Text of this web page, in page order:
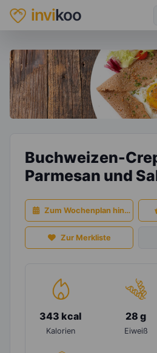
invikoo
Buchweizen-
Parmesan und
Zum Wochenplan hinzufügen
Zur Merkliste
343 kcal
Kalorien
28 g
Eiweiß